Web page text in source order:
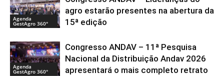
Agenda
GestAgro 360°
agro estarão presentes na abertura da
15ª edição
Agenda
GestAgro 360°
Congresso ANDAV – 11ª Pesquisa
Nacional da Distribuição Andav 2026
apresentará o mais completo retrato